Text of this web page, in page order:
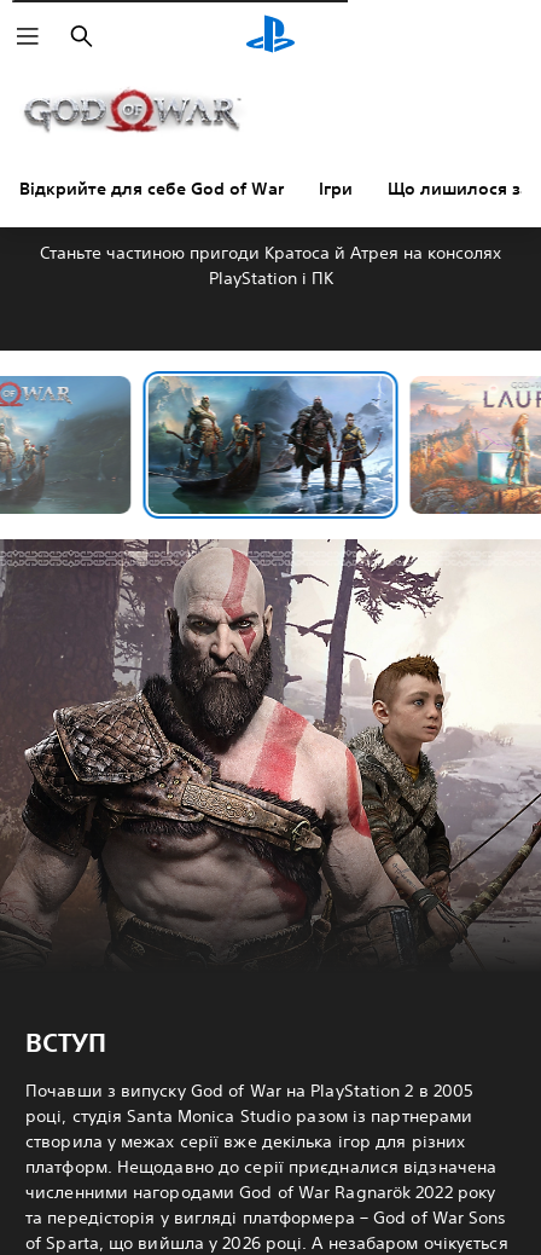
Пошук
Відкрийте для себе God of War Ігри Що лишилося за
ВІДКРИЙТЕ ДЛЯ СЕБЕ GOD OF WAR
Станьте частиною пригоди Кратоса й Атрея на консолях
PlayStation і ПК
ВСТУП
Почавши з випуску God of War на PlayStation 2 в 2005
році, студія Santa Monica Studio разом із партнерами
створила у межах серії вже декілька ігор для різних
платформ. Нещодавно до серії приєдналися відзначена
численними нагородами God of War Ragnarök 2022 року
та передісторія у вигляді платформера – God of War Sons
of Sparta, що вийшла у 2026 році. А незабаром очікується